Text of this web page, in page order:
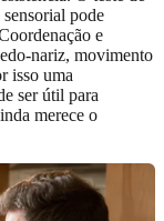
pode
e
nariz, movimento
isso uma
ser útil para
merece o